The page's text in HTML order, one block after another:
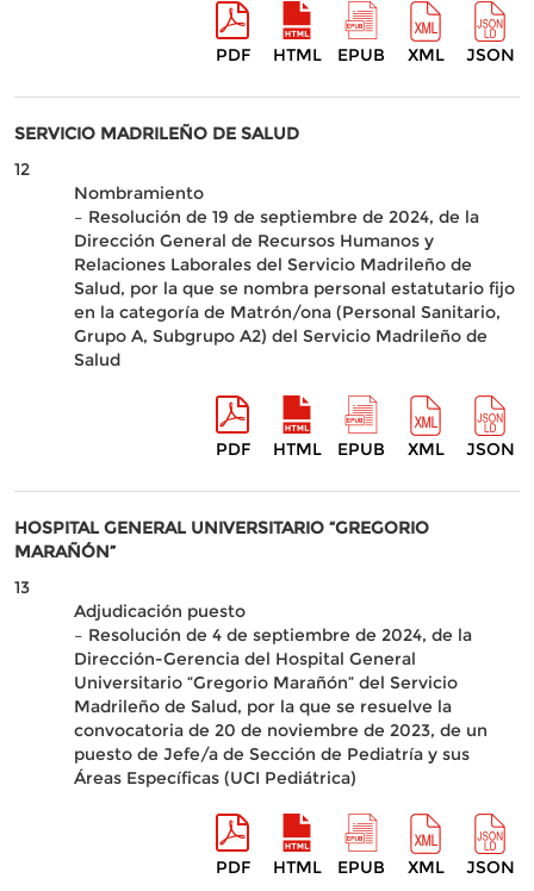
PDF HTML EPUB XML JSON
SERVICIO MADRILEÑO DE SALUD
12
Nombramiento
– Resolución de 19 de septiembre de 2024, de la
Dirección General de Recursos Humanos y
Relaciones Laborales del Servicio Madrileño de
Salud, por la que se nombra personal estatutario fijo
en la categoría de Matrón/ona (Personal Sanitario,
Grupo A, Subgrupo A2) del Servicio Madrileño de
Salud
PDF HTML EPUB XML JSON
HOSPITAL GENERAL UNIVERSITARIO “GREGORIO
MARAÑÓN”
13
Adjudicación puesto
– Resolución de 4 de septiembre de 2024, de la
Dirección-Gerencia del Hospital General
Universitario “Gregorio Marañón” del Servicio
Madrileño de Salud, por la que se resuelve la
convocatoria de 20 de noviembre de 2023, de un
puesto de Jefe/a de Sección de Pediatría y sus
Áreas Específicas (UCI Pediátrica)
PDF HTML EPUB XML JSON